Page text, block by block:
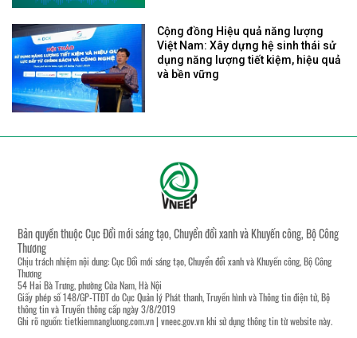
Cộng đồng Hiệu quả năng lượng
Việt Nam: Xây dựng hệ sinh thái sử
dụng năng lượng tiết kiệm, hiệu quả
và bền vững
Bản quyền thuộc Cục Đổi mới sáng tạo, Chuyển đổi xanh và Khuyến công, Bộ Công
Thương
Chịu trách nhiệm nội dung: Cục Đổi mới sáng tạo, Chuyển đổi xanh và Khuyến công, Bộ Công
Thương
54 Hai Bà Trưng, phường Cửa Nam, Hà Nội
Giấy phép số 148/GP-TTĐT do Cục Quản lý Phát thanh, Truyền hình và Thông tin điện tử, Bộ
thông tin và Truyền thông cấp ngày 3/8/2019
Ghi rõ nguồn:tietkiemnangluong.com.vn| vneec.gov.vnkhi sử dụng thông tin từ website này.